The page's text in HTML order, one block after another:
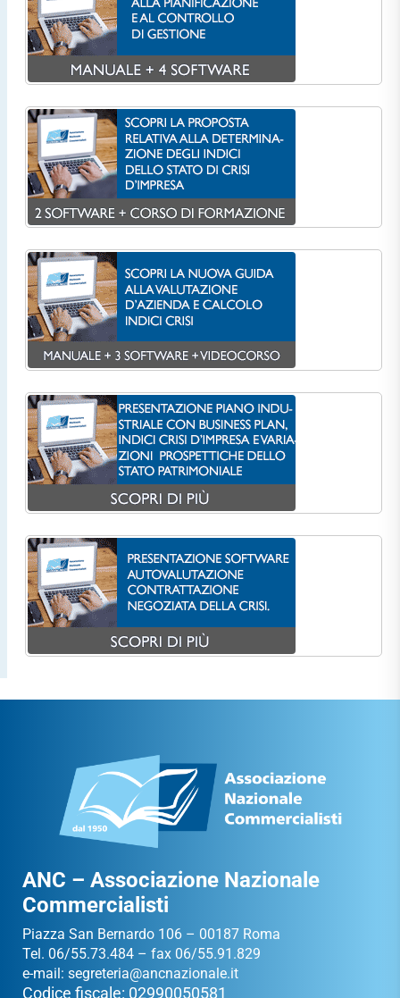
ANC – Associazione Nazionale
Commercialisti
Piazza San Bernardo 106 – 00187 Roma
Tel. 06/55.73.484 – fax 06/55.91.829
e-mail: segreteria@ancnazionale.it
Codice fiscale: 02990050581